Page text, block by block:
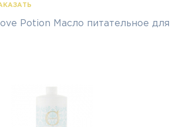
Potion Масло питательное для